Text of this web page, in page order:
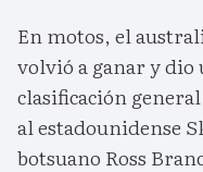
En motos, el
volvió a ganar y dio
clasificación
al estadounidense
botsuano Ross